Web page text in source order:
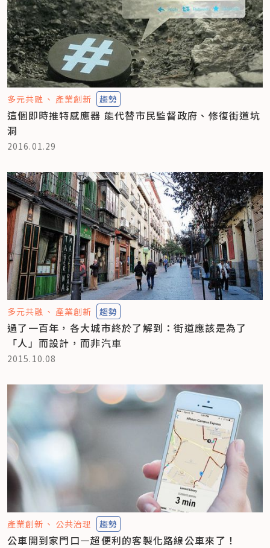
多元共融 產業創新 趨勢
這個即時推特感應器 能代替市民監督政府、修復街道坑
洞
2016.01.29
多元共融 產業創新 趨勢
過了一百年，各大城市終於了解到：街道應該是為了
「人」而設計，而非汽車
2015.10.08
產業創新 公共治理 趨勢
公車開到家門口—超便利的客製化路線公車來了！